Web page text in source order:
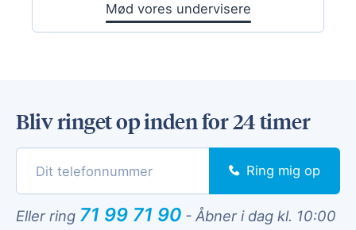
Mød vores undervisere
Bliv ringet op inden for 24 timer
Ring mig op
Eller ring 71 99 71 90 - Åbner i dag kl. 10:00